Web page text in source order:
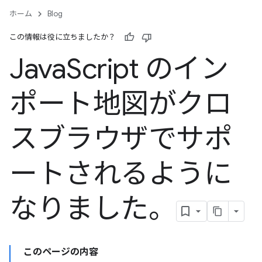
ホーム Blog
この情報は役に立ちましたか？
JavaScript のイン
ポート地図がクロ
スブラウザでサポ
ートされるように
なりました。
このページの内容